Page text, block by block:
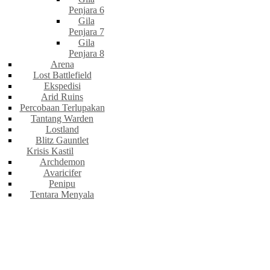
Penjara 6
Gila
Penjara 7
Gila
Penjara 8
Arena
Lost Battlefield
Ekspedisi
Arid Ruins
Percobaan Terlupakan
Tantang Warden
Lostland
Blitz Gauntlet
Krisis Kastil
Archdemon
Avaricifer
Penipu
Tentara Menyala